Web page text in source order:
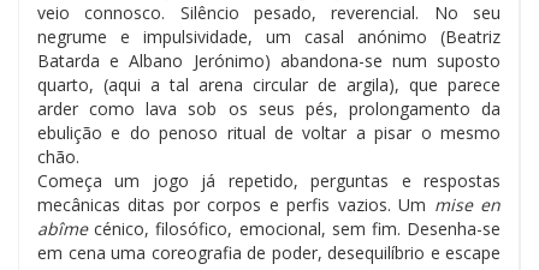
veio connosco. Silêncio pesado, reverencial. No seu
negrume e impulsividade, um casal anónimo (Beatriz
Batarda e Albano Jerónimo) abandona-se num suposto
quarto, (aqui a tal arena circular de argila), que parece
arder como lava sob os seus pés, prolongamento da
ebulição e do penoso ritual de voltar a pisar o mesmo
chão.
Começa um jogo já repetido, perguntas e respostas
mecânicas ditas por corpos e perfis vazios. Um mise en
abîmecénico, filosófico, emocional, sem fim. Desenha-se
em cena uma coreografia de poder, desequilíbrio e escape